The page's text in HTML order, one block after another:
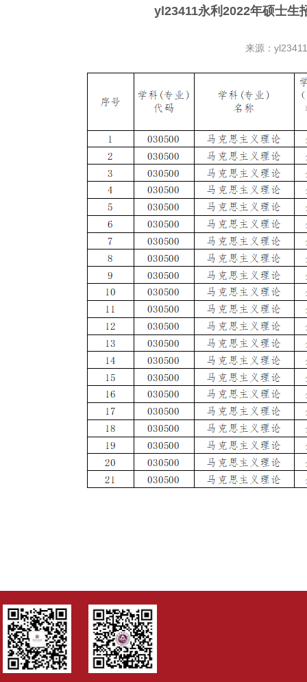
yl23411永利2022年硕士生
来源：